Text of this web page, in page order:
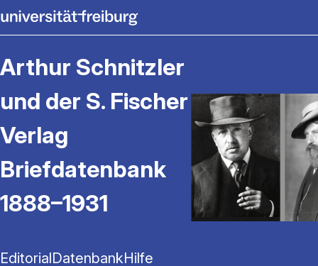
Arthur Schnitzler
und der S. Fischer
Verlag
Briefdatenbank
1888–1931
EditorialDatenbankHilfe